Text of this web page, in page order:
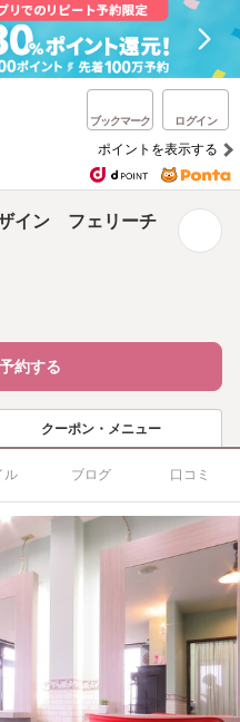
ブックマーク ログイン
ポイントを表示する
イン フェリーチ
約する
クーポン・メニュー
ル ブログ 口コミ